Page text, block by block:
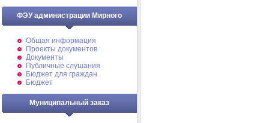
ФЭУ администрации Мирного
Общая информация
Проекты документов
Документы
Публичные слушания
Бюджет для граждан
Бюджет
Муниципальный заказ